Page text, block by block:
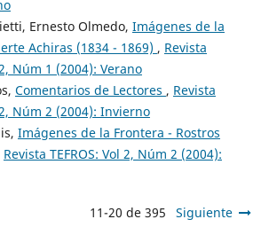
Ernesto Olmedo, Imágenes de la
Achiras (1834 - 1869) , Revista
Núm 1 (2004): Verano
Comentarios de Lectores , Revista
2, Núm 2 (2004): Invierno
Imágenes de la Frontera - Rostros
Revista TEFROS: Vol 2, Núm 2 (2004):
11-20 de 395 Siguiente